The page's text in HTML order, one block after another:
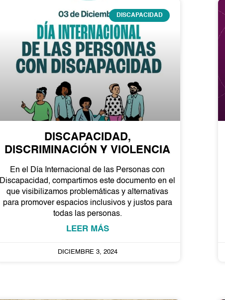
DISCAPACIDAD
DISCAPACIDAD,
DISCRIMINACIÓN Y VIOLENCIA
En el Día Internacional de las Personas con
Discapacidad, compartimos este documento en el
que visibilizamos problemáticas y alternativas
para promover espacios inclusivos y justos para
todas las personas.
LEER MÁS
DICIEMBRE 3, 2024